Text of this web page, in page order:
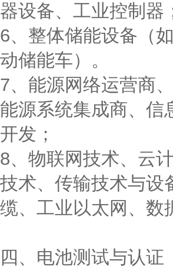
器设备、工业控制器
6、整体储能设备（
动储能车）。
7、能源网络运营商
能源系统集成商、信
开发；
8、物联网技术、云
技术、传输技术与设
缆、工业以太网、数
四、电池测试与认证